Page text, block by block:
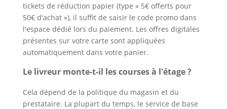
tickets de réduction papier (type « 5€ offerts pour
50€ d'achat »), il suffit de saisir le code promo dans
l'espace dédié lors du paiement. Les offres digitales
présentes sur votre carte sont appliquées
automatiquement dans votre panier.
Le livreur monte-t-il les courses à l'étage ?
Cela dépend de la politique du magasin et du
prestataire. La plupart du temps, le service de base